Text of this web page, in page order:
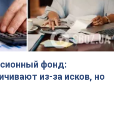
фонд:
из-за исков, но